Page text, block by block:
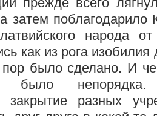
а затем
народа
как из рога
пор было сделано. И
непорядка.
разных